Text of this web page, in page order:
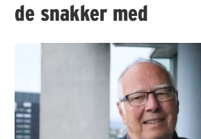
de snakker med